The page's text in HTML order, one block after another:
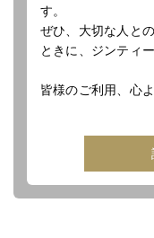
す。
ぜひ、大切な人と
ときに、ジンティ
皆様のご利用、心